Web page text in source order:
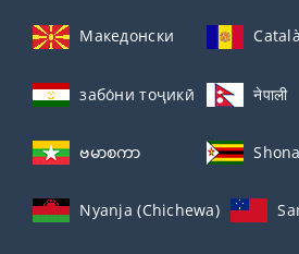
Македонски Català
забо́ни тоҷикӣ́ नेपाली
ဗမာစကာ Shona
Nyanja (Chichewa)